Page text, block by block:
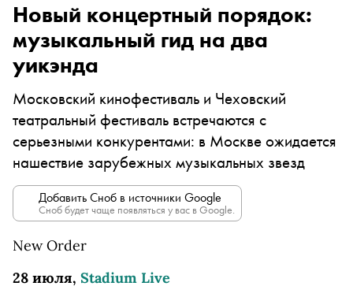
Новый концертный порядок:
музыкальный гид на два
уикэнда
Московский кинофестиваль и Чеховский
театральный фестиваль встречаются с
серьезными конкурентами: в Москве ожидается
нашествие зарубежных музыкальных звезд
Добавить Сноб в источники Google
Сноб будет чаще появляться у вас в Google.
New Order
28 июля, Stadium Live